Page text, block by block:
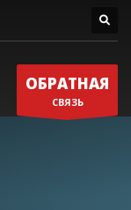
ОБРАТНАЯ
СВЯЗЬ